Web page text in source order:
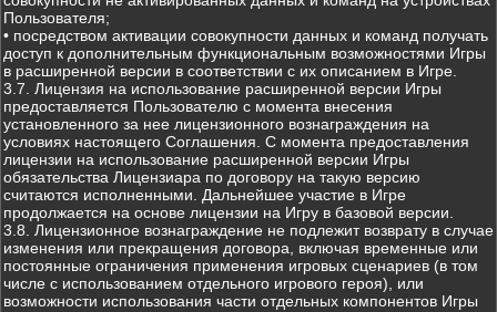
Пользователя;
• посредством активации совокупности данных и команд получать
доступ к дополнительным функциональным возможностями Игры
в расширенной версии в соответствии с их описанием в Игре.
3.7. Лицензия на использование расширенной версии Игры
предоставляется Пользователю с момента внесения
установленного за нее лицензионного вознаграждения на
условиях настоящего Соглашения. С момента предоставления
лицензии на использование расширенной версии Игры
обязательства Лицензиара по договору на такую версию
считаются исполненными. Дальнейшее участие в Игре
продолжается на основе лицензии на Игру в базовой версии.
3.8. Лицензионное вознаграждение не подлежит возврату в случае
изменения или прекращения договора, включая временные или
постоянные ограничения применения игровых сценариев (в том
числе с использованием отдельного игрового героя), или
возможности использования части отдельных компонентов Игры